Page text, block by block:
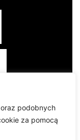
podobnych
za pomocą